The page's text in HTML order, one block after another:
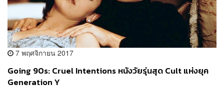
7 พฤศจิกายน 2017
Going 90s: Cruel Intentions หนังวัยรุ่นสุด Cult แห่งยุค
Generation Y